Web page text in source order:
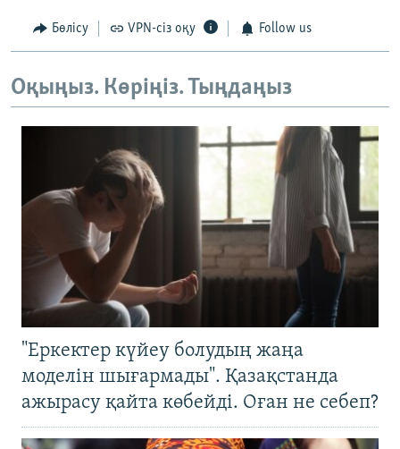
Бөлісу VPN-сіз оқу Follow us
Оқыңыз. Көріңіз. Тыңдаңыз
"Еркектер күйеу болудың жаңа
моделін шығармады". Қазақстанда
ажырасу қайта көбейді. Оған не себеп?